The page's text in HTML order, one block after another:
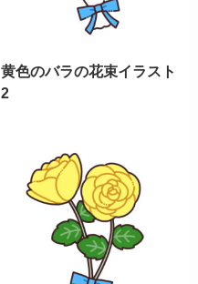
黄色のバラの花束イラスト
2